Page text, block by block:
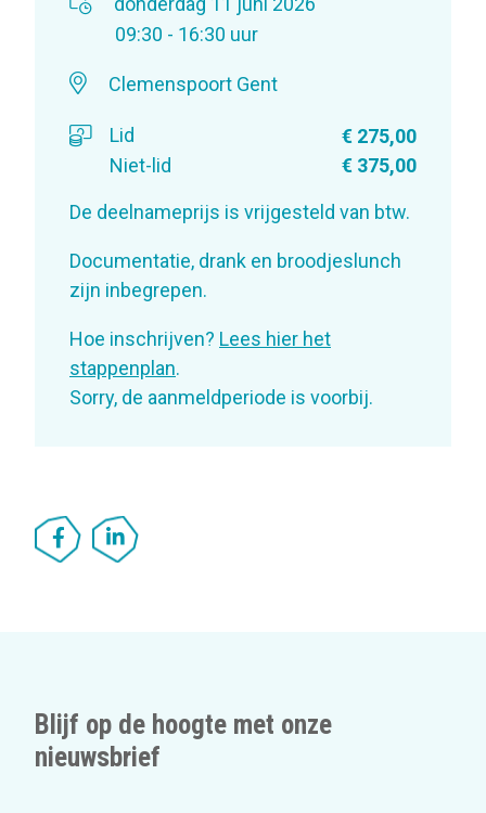
09:30 - 16:30 uur
Clemenspoort Gent
Lid
€ 275,00
Niet-lid
€ 375,00
De deelnameprijs is vrijgesteld van btw.
Documentatie, drank en broodjeslunch
zijn inbegrepen.
Hoe inschrijven? Lees hier het
stappenplan.
Sorry, de aanmeldperiode is voorbij.
Blijf op de hoogte met onze
nieuwsbrief